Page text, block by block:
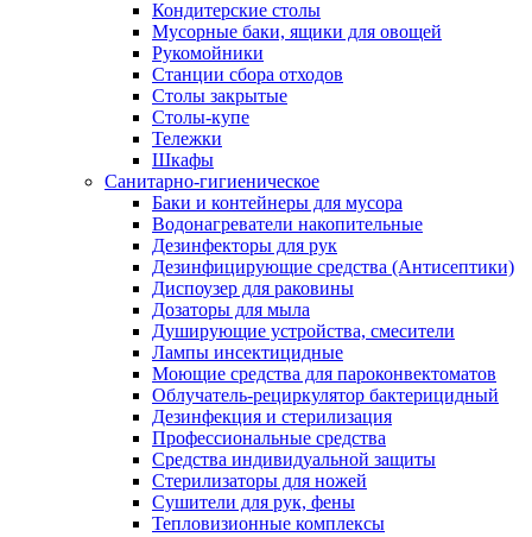
Кондитерские столы
Мусорные баки, ящики для овощей
Рукомойники
Станции сбора отходов
Столы закрытые
Столы-купе
Тележки
Шкафы
Санитарно-гигиеническое
Баки и контейнеры для мусора
Водонагреватели накопительные
Дезинфекторы для рук
Дезинфицирующие средства (Антисептики)
Диспоузер для раковины
Дозаторы для мыла
Душирующие устройства, смесители
Лампы инсектицидные
Моющие средства для пароконвектоматов
Облучатель-рециркулятор бактерицидный
Дезинфекция и стерилизация
Профессиональные средства
Средства индивидуальной защиты
Стерилизаторы для ножей
Сушители для рук, фены
Тепловизионные комплексы